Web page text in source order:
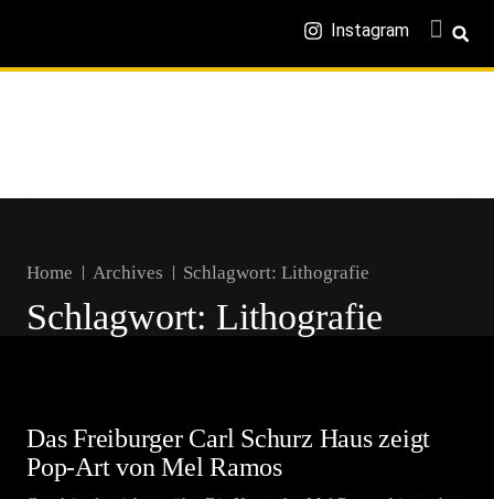
Instagram
Home Archives Schlagwort: Lithografie
Schlagwort: Lithografie
Das Freiburger Carl Schurz Haus zeigt
Pop-Art von Mel Ramos